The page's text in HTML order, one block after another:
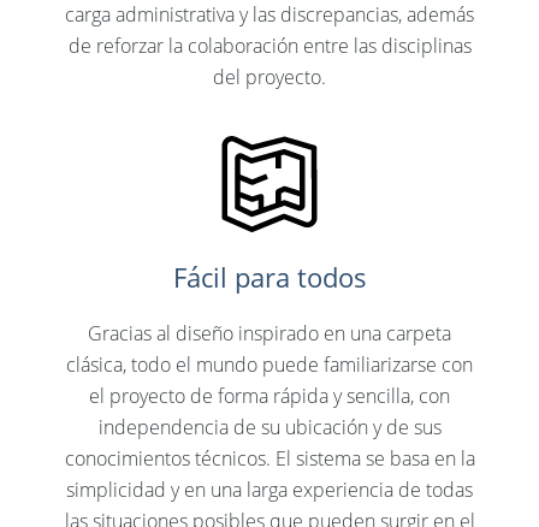
carga administrativa y las discrepancias, además
de reforzar la colaboración entre las disciplinas
del proyecto.
Fácil para todos
Gracias al diseño inspirado en una carpeta
clásica, todo el mundo puede familiarizarse con
el proyecto de forma rápida y sencilla, con
independencia de su ubicación y de sus
conocimientos técnicos. El sistema se basa en la
simplicidad y en una larga experiencia de todas
las situaciones posibles que pueden surgir en el